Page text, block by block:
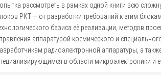
рассмотреть в рамках одной книги всю
РКТ — от разработки требований к этим
базиса её реализации, методов
аппаратурой космического и
радиоэлектронной аппаратуры, а
в области микроэлектроники и